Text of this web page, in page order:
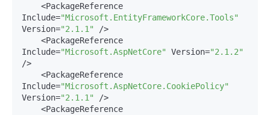
Include="Microsoft.EntityFrameworkCore.Tools"
Version="2.1.1"
/>
Include="Microsoft.AspNetCore" Version="2.1.2"
/>
Include="Microsoft.AspNetCore.CookiePolicy"
Version="2.1.1"
/>